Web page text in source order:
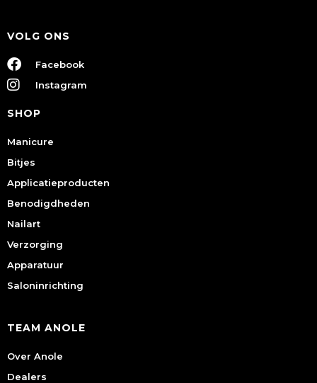
VOLG ONS
Facebook
Instagram
SHOP
Manicure
Bitjes
Applicatieproducten
Benodigdheden
Nailart
Verzorging
Apparatuur
Saloninrichting
TEAM ANOLE
Over Anole
Dealers